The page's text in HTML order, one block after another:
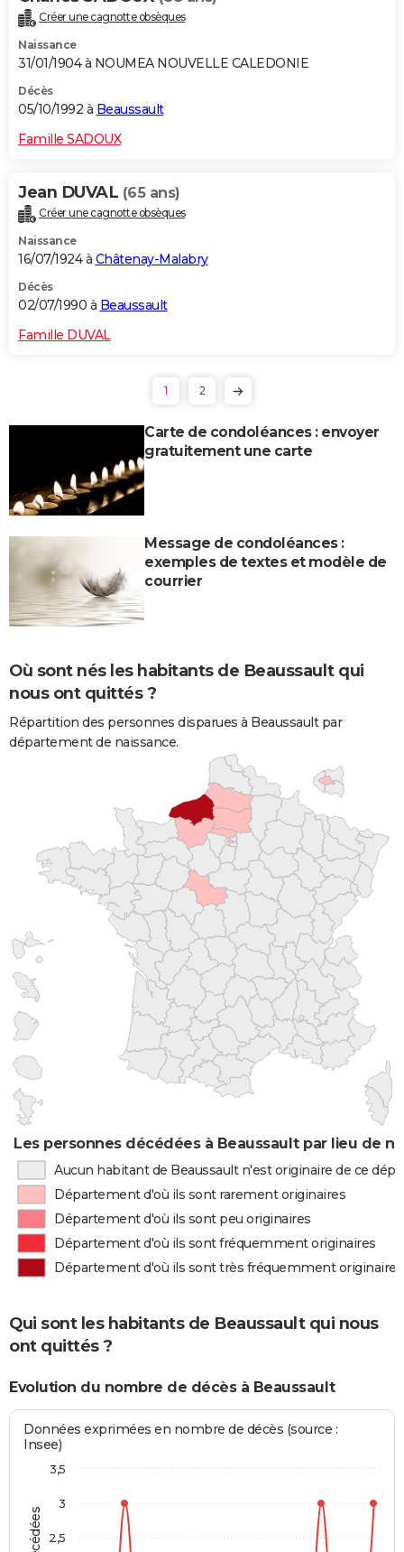
Créer une cagnotte obsèques
Naissance
31/01/1904 à NOUMEA NOUVELLE CALEDONIE
Décès
05/10/1992 à Beaussault
Famille SADOUX
Jean DUVAL (65 ans)
Créer une cagnotte obsèques
Naissance
16/07/1924 à Châtenay-Malabry
Décès
02/07/1990 à Beaussault
Famille DUVAL
1 2
Carte de condoléances : envoyer
gratuitement une carte
Message de condoléances :
exemples de textes et modèle de
courrier
Où sont nés les habitants de Beaussault qui
nous ont quittés ?
Répartition des personnes disparues à Beaussault par
département de naissance.
Les personnes décédées à Beaussault par lieu de
Aucun habitant de Beaussault n'est originaire de ce
Département d'où ils sont rarement originaires
Département d'où ils sont peu originaires
Département d'où ils sont fréquemment originaires
Département d'où ils sont très fréquemment originaires
Qui sont les habitants de Beaussault qui nous
ont quittés ?
Evolution du nombre de décès à Beaussault
Données exprimées en nombre de décès (source :
Insee)
2,5
3
3,5